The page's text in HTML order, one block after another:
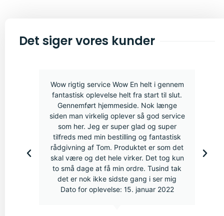
Det siger vores kunder
Wow rigtig service Wow En helt i gennem
fantastisk oplevelse helt fra start til slut.
Gennemført hjemmeside. Nok længe
siden man virkelig oplever så god service
som her. Jeg er super glad og super
tilfreds med min bestilling og fantastisk
rådgivning af Tom. Produktet er som det
skal være og det hele virker. Det tog kun
to små dage at få min ordre. Tusind tak
det er nok ikke sidste gang i ser mig
Dato for oplevelse: 15. januar 2022